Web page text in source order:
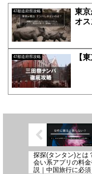
47都道府県攻略
東
オス
47都道府県攻略 【
探探(タンタン)とは
会い系アプリの料
説｜中国旅行に必須